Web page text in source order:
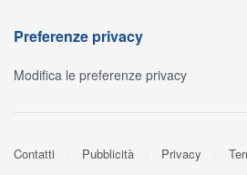
Preferenze privacy
Modifica le preferenze privacy
Contatti Pubblicità Privacy